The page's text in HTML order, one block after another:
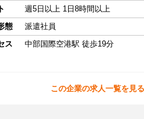
週5日以上 1日8時間以上
態
派遣社員
ス
中部国際空港駅 徒歩19分
この企業の求人一覧を見る